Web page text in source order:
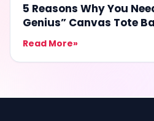
5 Reasons Why You
Genius” Canvas Tote
Read More»